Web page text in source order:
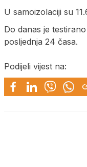
U samoizolaciji su
Do danas je
posljednja 24 časa.
Podijeli vijest na: